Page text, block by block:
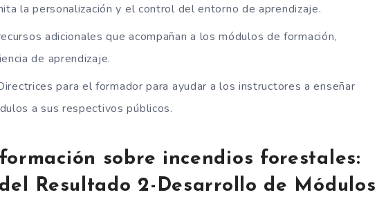
la personalización y el control del entorno de aprendizaje.
adicionales que acompañan a los módulos de formación,
de aprendizaje.
para el formador para ayudar a los instructores a enseñar
a sus respectivos públicos.
sobre incendios forestales:
Resultado 2-Desarrollo de Módulos